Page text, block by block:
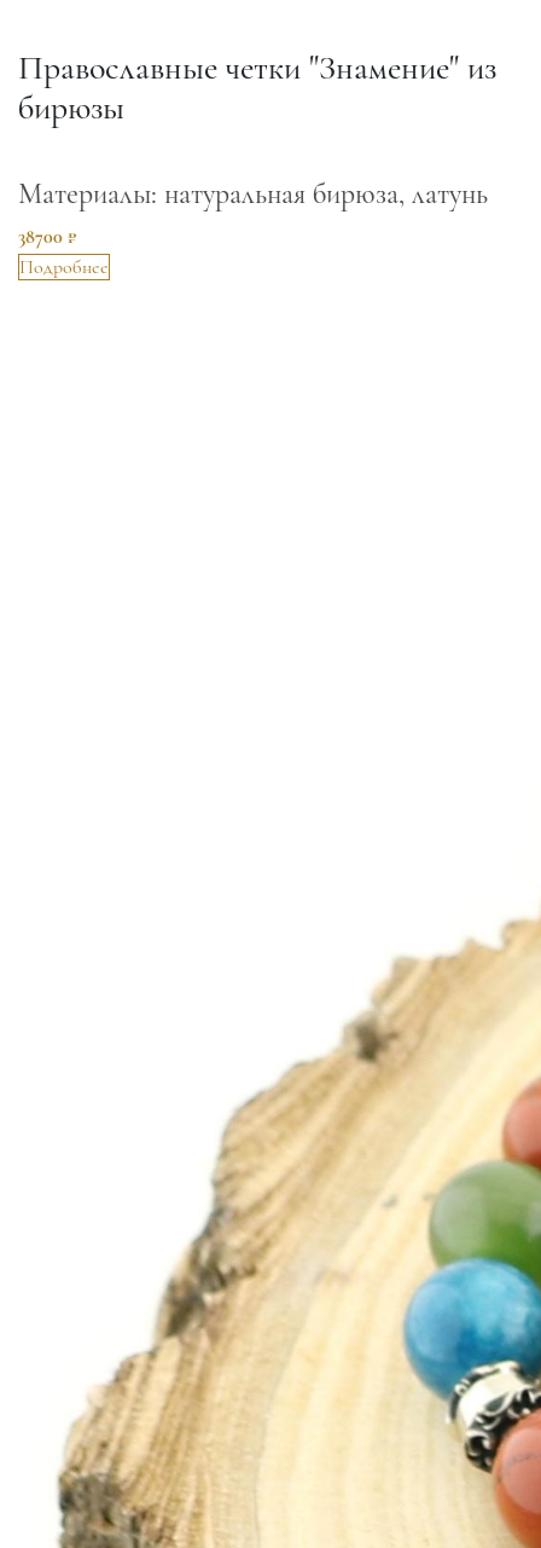
Православные четки "Знамение" из
бирюзы
Материалы: натуральная бирюза, латунь
38700 ₽
Подробнее